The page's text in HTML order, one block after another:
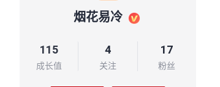
烟花易冷
115
成长值
4
关注
17
粉丝